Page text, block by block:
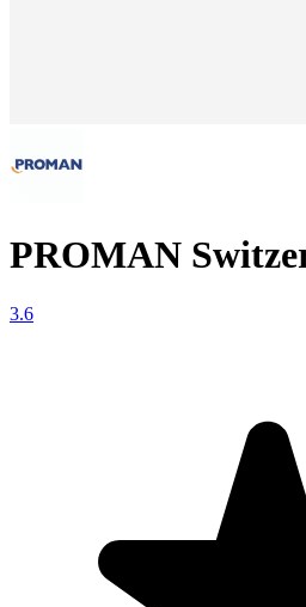
PROMAN
3.6